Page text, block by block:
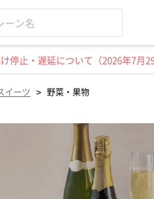
停止・遅延について（2026年7月29
イーツ > 野菜・果物